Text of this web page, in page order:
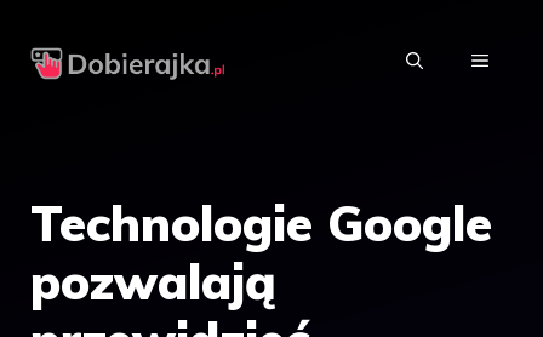
MENU
Technologie Google
pozwalają